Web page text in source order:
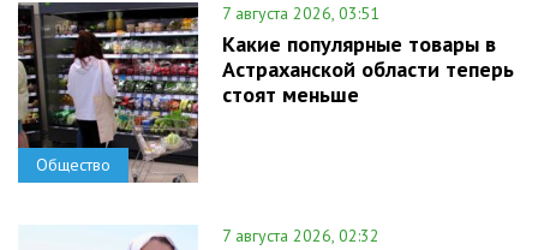
Общество
7 августа 2026, 03:51
Какие популярные товары в
Астраханской области теперь
стоят меньше
7 августа 2026, 02:32